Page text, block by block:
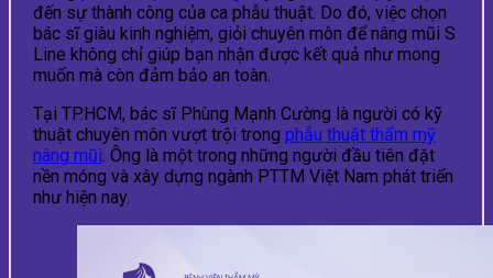
đến sự thành công của ca phẫu thuật. Do đó, việc chọn
bác sĩ giàu kinh nghiệm, giỏi chuyên môn để nâng mũi S
Line không chỉ giúp bạn nhận được kết quả như mong
muốn mà còn đảm bảo an toàn.
Tại TP.HCM, bác sĩ Phùng Mạnh Cường là người có kỹ
thuật chuyên môn vượt trội trong phẫu thuật thẩm mỹ
nâng mũi. Ông là một trong những người đầu tiên đặt
nền móng và xây dựng ngành PTTM Việt Nam phát triển
như hiện nay.